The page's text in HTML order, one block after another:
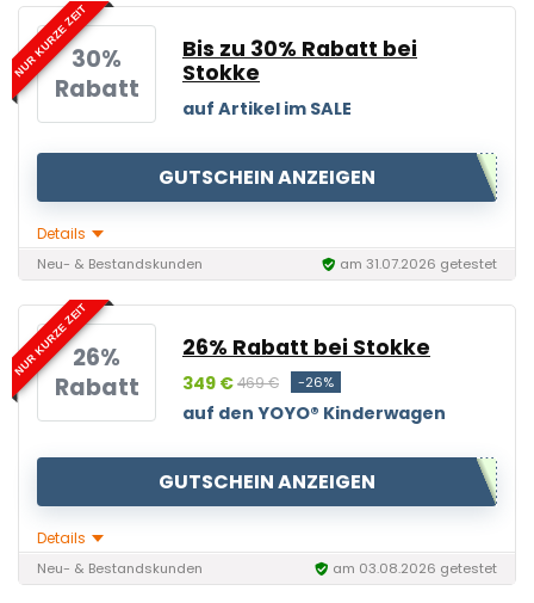
NUR KURZE ZEIT30%
Rabatt
Bis zu 30% Rabatt bei
Stokke
auf Artikel im SALE
GUTSCHEIN ANZEIGEN
Details
Neu- & Bestandskunden am 31.07.2026 getestet
NUR KURZE ZEIT26%
Rabatt
26% Rabatt bei Stokke
349 €469 € -26%
auf den YOYO® Kinderwagen
GUTSCHEIN ANZEIGEN
Details
Neu- & Bestandskunden am 03.08.2026 getestet